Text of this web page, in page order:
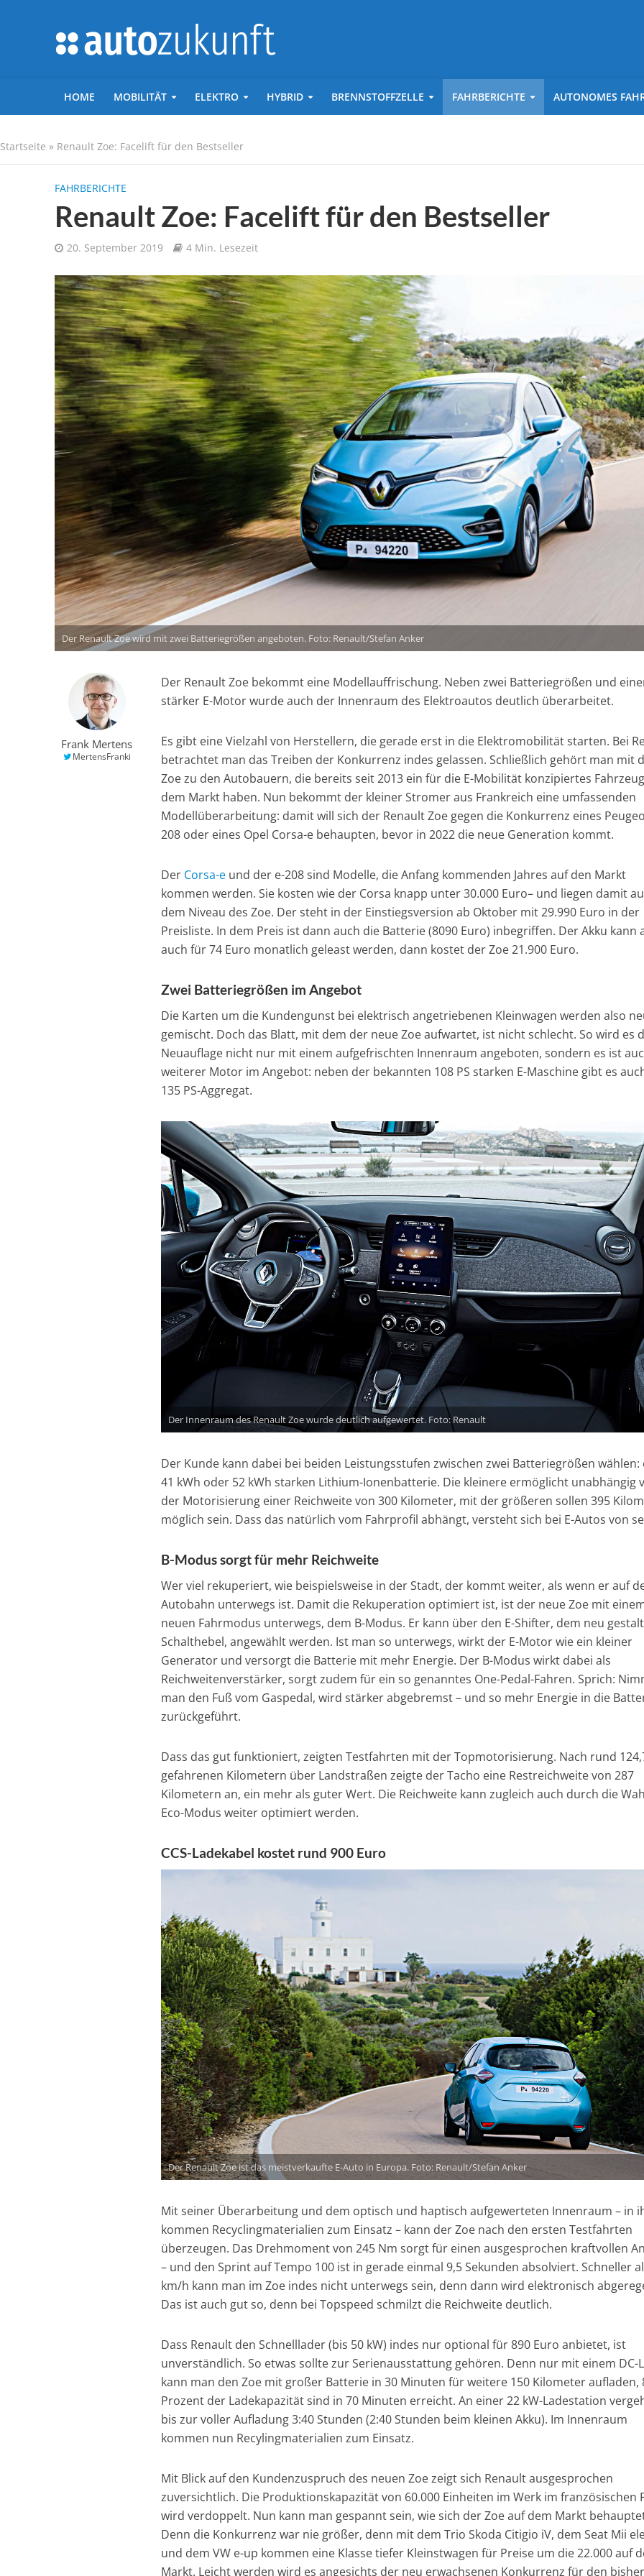
HOME MOBILITÄT ELEKTRO HYBRID BRENNSTOFFZELLE FAHRBERICHTE AUTONOMES
Startseite » Renault Zoe: Facelift für den Bestseller
FAHRBERICHTE
Renault Zoe: Facelift für den Bestseller
20. September 2019 4 Min. Lesezeit
Der Renault Zoe wird mit zwei Batteriegrößen angeboten. Foto: Renault/Stefan Anker
Frank Mertens
MertensFranki
Der Renault Zoe bekommt eine Modellauffrischung. Neben zwei Batteriegrößen und
stärker E-Motor wurde auch der Innenraum des Elektroautos deutlich überarbeitet.
Es gibt eine Vielzahl von Herstellern, die gerade erst in die Elektromobilität starten. Bei
betrachtet man das Treiben der Konkurrenz indes gelassen. Schließlich gehört man mit
Zoe zu den Autobauern, die bereits seit 2013 ein für die E-Mobilität konzipiertes
dem Markt haben. Nun bekommt der kleiner Stromer aus Frankreich eine umfassenden
Modellüberarbeitung: damit will sich der Renault Zoe gegen die Konkurrenz eines
208 oder eines Opel Corsa-e behaupten, bevor in 2022 die neue Generation kommt.
Der Corsa-e und der e-208 sind Modelle, die Anfang kommenden Jahres auf den Markt
kommen werden. Sie kosten wie der Corsa knapp unter 30.000 Euro– und liegen damit
dem Niveau des Zoe. Der steht in der Einstiegsversion ab Oktober mit 29.990 Euro in der
Preisliste. In dem Preis ist dann auch die Batterie (8090 Euro) inbegriffen. Der Akku kann
auch für 74 Euro monatlich geleast werden, dann kostet der Zoe 21.900 Euro.
Zwei Batteriegrößen im Angebot
Die Karten um die Kundengunst bei elektrisch angetriebenen Kleinwagen werden also
gemischt. Doch das Blatt, mit dem der neue Zoe aufwartet, ist nicht schlecht. So wird es
Neuauflage nicht nur mit einem aufgefrischten Innenraum angeboten, sondern es ist
weiterer Motor im Angebot: neben der bekannten 108 PS starken E-Maschine gibt es
135 PS-Aggregat.
Der Innenraum des Renault Zoe wurde deutlich aufgewertet. Foto: Renault
Der Kunde kann dabei bei beiden Leistungsstufen zwischen zwei Batteriegrößen wählen:
41 kWh oder 52 kWh starken Lithium-Ionenbatterie. Die kleinere ermöglicht unabhängig
der Motorisierung einer Reichweite von 300 Kilometer, mit der größeren sollen 395
möglich sein. Dass das natürlich vom Fahrprofil abhängt, versteht sich bei E-Autos von
B-Modus sorgt für mehr Reichweite
Wer viel rekuperiert, wie beispielsweise in der Stadt, der kommt weiter, als wenn er auf
Autobahn unterwegs ist. Damit die Rekuperation optimiert ist, ist der neue Zoe mit
neuen Fahrmodus unterwegs, dem B-Modus. Er kann über den E-Shifter, dem neu
Schalthebel, angewählt werden. Ist man so unterwegs, wirkt der E-Motor wie ein kleiner
Generator und versorgt die Batterie mit mehr Energie. Der B-Modus wirkt dabei als
Reichweitenverstärker, sorgt zudem für ein so genanntes One-Pedal-Fahren. Sprich:
man den Fuß vom Gaspedal, wird stärker abgebremst – und so mehr Energie in die
zurückgeführt.
Dass das gut funktioniert, zeigten Testfahrten mit der Topmotorisierung. Nach rund
gefahrenen Kilometern über Landstraßen zeigte der Tacho eine Restreichweite von 287
Kilometern an, ein mehr als guter Wert. Die Reichweite kann zugleich auch durch die
Eco-Modus weiter optimiert werden.
CCS-Ladekabel kostet rund 900 Euro
Der Renault Zoe ist das meistverkaufte E-Auto in Europa. Foto: Renault/Stefan Anker
Mit seiner Überarbeitung und dem optisch und haptisch aufgewerteten Innenraum – in
kommen Recyclingmaterialien zum Einsatz – kann der Zoe nach den ersten Testfahrten
überzeugen. Das Drehmoment von 245 Nm sorgt für einen ausgesprochen kraftvollen
– und den Sprint auf Tempo 100 ist in gerade einmal 9,5 Sekunden absolviert. Schneller
km/h kann man im Zoe indes nicht unterwegs sein, denn dann wird elektronisch
Das ist auch gut so, denn bei Topspeed schmilzt die Reichweite deutlich.
Dass Renault den Schnelllader (bis 50 kW) indes nur optional für 890 Euro anbietet, ist
unverständlich. So etwas sollte zur Serienausstattung gehören. Denn nur mit einem DC-
kann man den Zoe mit großer Batterie in 30 Minuten für weitere 150 Kilometer aufladen,
Prozent der Ladekapazität sind in 70 Minuten erreicht. An einer 22 kW-Ladestation
bis zur voller Aufladung 3:40 Stunden (2:40 Stunden beim kleinen Akku). Im Innenraum
kommen nun Recylingmaterialien zum Einsatz.
Mit Blick auf den Kundenzuspruch des neuen Zoe zeigt sich Renault ausgesprochen
zuversichtlich. Die Produktionskapazität von 60.000 Einheiten im Werk im französischen
wird verdoppelt. Nun kann man gespannt sein, wie sich der Zoe auf dem Markt
Denn die Konkurrenz war nie größer, denn mit dem Trio Skoda Citigio iV, dem Seat Mii
und dem VW e-up kommen eine Klasse tiefer Kleinstwagen für Preise um die 22.000 auf
Markt. Leicht werden wird es angesichts der neu erwachsenen Konkurrenz für den